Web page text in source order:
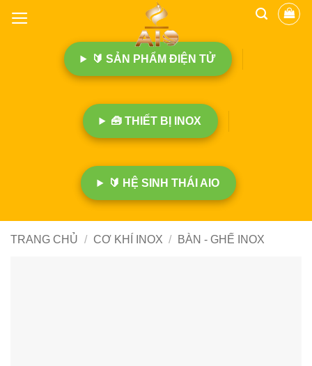
🔰 SẢN PHẨM ĐIỆN TỬ
🧰 THIẾT BỊ INOX
🔰 HỆ SINH THÁI AIO
TRANG CHỦ / CƠ KHÍ INOX / BÀN - GHẾ INOX